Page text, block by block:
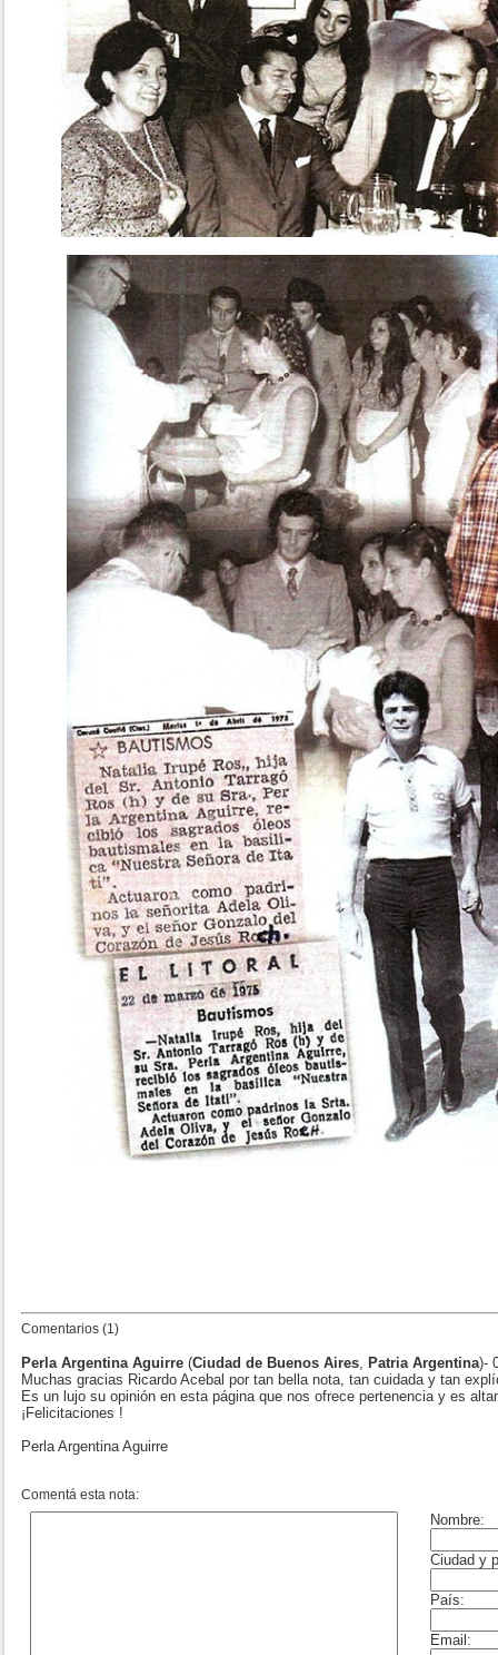
Comentarios (1)
Perla Argentina Aguirre (Ciudad de Buenos Aires, Patria Argentina)-
Muchas gracias Ricardo Acebal por tan bella nota, tan cuidada y tan
Es un lujo su opinión en esta página que nos ofrece pertenencia y es
¡Felicitaciones !
Perla Argentina Aguirre
Comentá esta nota: